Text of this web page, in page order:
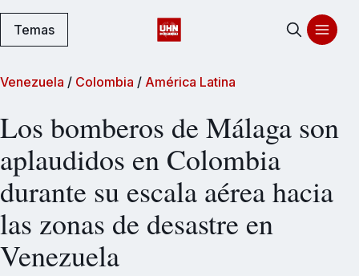
Temas
Venezuela / Colombia / América Latina
Los bomberos de Málaga son
aplaudidos en Colombia
durante su escala aérea hacia
las zonas de desastre en
Venezuela